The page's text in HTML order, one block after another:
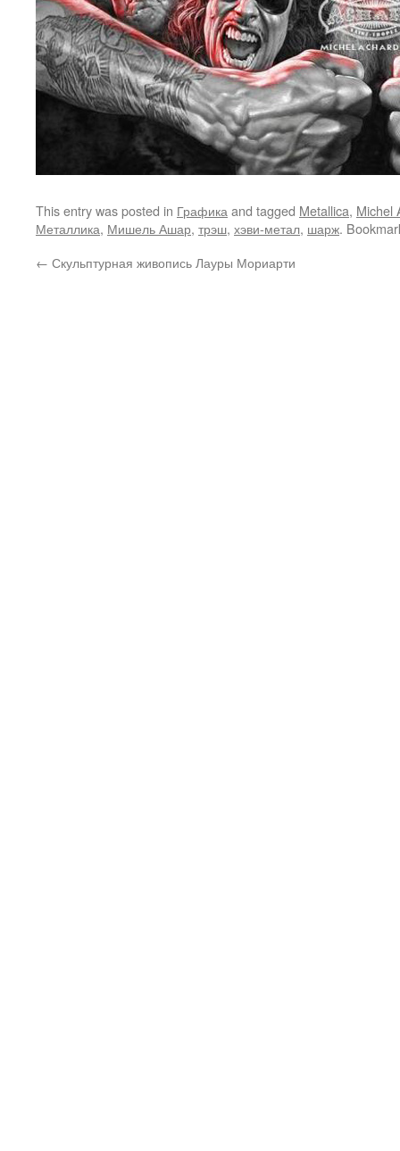
This entry was posted in Графика and tagged Metallica, Michel
Металлика, Мишель Ашар, трэш, хэви-метал, шарж.
← Скульптурная живопись Лауры Мориарти